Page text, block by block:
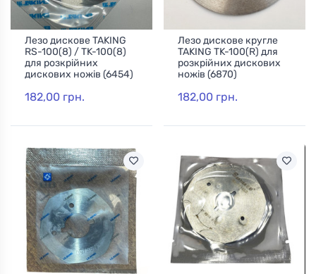
Лезо дискове TAKING
RS-100(8) / TK-100(8)
для розкрійних
дискових ножів (6454)
182,00 грн.
Лезо дискове кругле
TAKING TK-100(R) для
розкрійних дискових
ножів (6870)
182,00 грн.